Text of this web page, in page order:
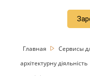
Главная Сервисы
архітектурну діяльність